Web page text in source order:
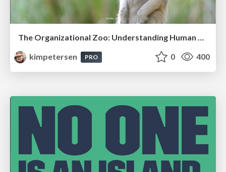
The Organizational Zoo: Understanding Human Behavior Agility Through Metaphoric Constructive Conversations (based on the works of Arthur Shelley, Ph.D)
kimpetersen
PRO 0 400